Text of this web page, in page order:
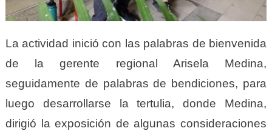
La actividad inició con las palabras de bienvenida
de la gerente regional Arisela Medina,
seguidamente de palabras de bendiciones, para
luego desarrollarse la tertulia, donde Medina,
dirigió la exposición de algunas consideraciones